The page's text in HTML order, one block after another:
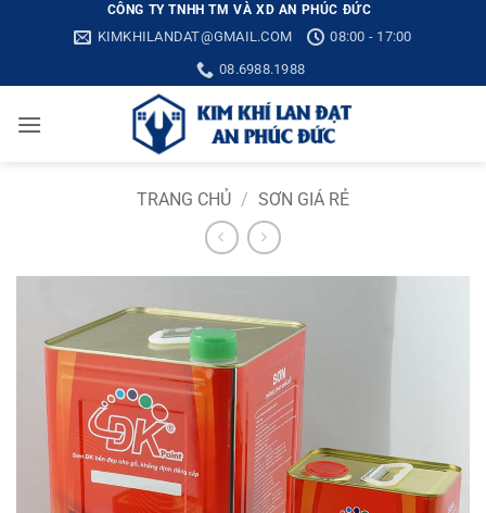
CÔNG TY TNHH TM VÀ XD AN PHÚC ĐỨC
KIMKHILANDAT@GMAIL.COM
08:00 - 17:00
08.6988.1988
TRANG CHỦ / SƠN GIÁ RẺ